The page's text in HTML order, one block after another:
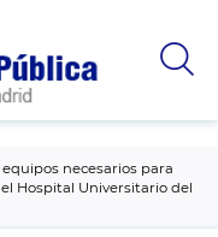
necesarios para
Hospital Universitario del